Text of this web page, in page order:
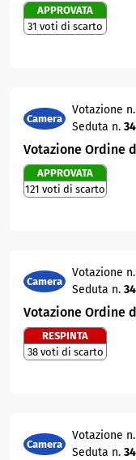
APPROVATA
31 voti di scarto
Camera
Votazione n.
Seduta n.
Votazione Ordine
APPROVATA
121 voti di scarto
Camera
Votazione
Seduta n.
Votazione Ordine
RESPINTA
38 voti di scarto
Camera
Votazione
Seduta n.